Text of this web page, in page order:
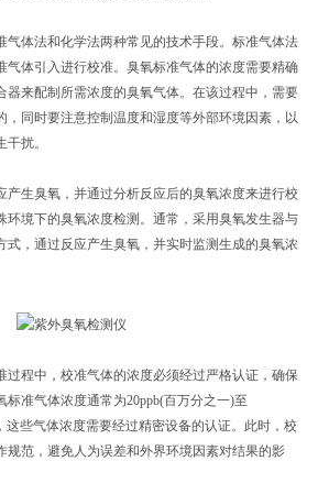
体法和化学法两种常见的技术手段。标准气体法
气体引入进行校准。臭氧标准气体的浓度需要精确
器来配制所需浓度的臭氧气体。在该过程中，需要
，同时要注意控制温度和湿度等外部环境因素，以
扰。
生臭氧，并通过分析反应后的臭氧浓度来进行校
环境下的臭氧浓度检测。通常，采用臭氧发生器与
式，通过反应产生臭氧，并实时监测生成的臭氧浓
程中，校准气体的浓度必须经过严格认证，确保
准气体浓度通常为20ppb(百万分之一)至
这些气体浓度需要经过精密设备的认证。此时，校
规范，避免人为误差和外界环境因素对结果的影